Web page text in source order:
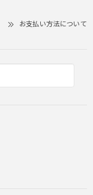
クロスチャーム ビーズウォレットチェーン / CROSS CHARM BEADS WALLET CHAIN
に見合ったクオ
お支払い方法について